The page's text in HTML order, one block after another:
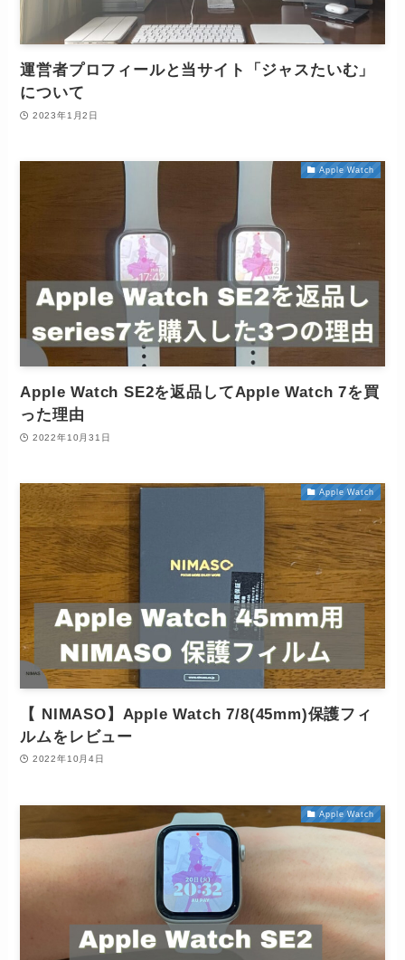
運営者プロフィールと当サイト「ジャスたいむ」
について
2023年1月2日
Apple Watch
Apple Watch SE2を返品してApple Watch 7を買
った理由
2022年10月31日
Apple Watch
【 NIMASO】Apple Watch 7/8(45mm)保護フィ
ルムをレビュー
2022年10月4日
Apple Watch